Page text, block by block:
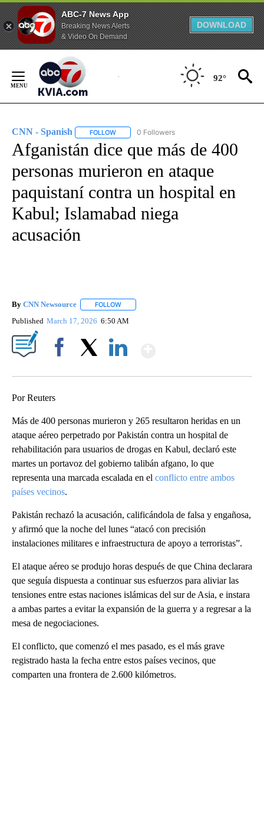
ABC-7 News App
Breaking News Alerts
& Video On Demand
DOWNLOAD
Content
92°
CNN - Spanish FOLLOW FOLLOW "CNN - SPANISH" TO RECEIVE
0 Followers
Afganistán dice que más de 400
personas murieron en ataque
paquistaní contra un hospital en
Kabul; Islamabad niega
acusación
By CNN Newsource FOLLOW
Published March 17, 2026 6:50 AM
Por Reuters
Más de 400 personas murieron y 265 resultaron heridas en un
ataque aéreo perpetrado por Pakistán contra un hospital de
rehabilitación para usuarios de drogas en Kabul, declaró este
martes un portavoz del gobierno talibán afgano, lo que
representa una marcada escalada en el conflicto entre ambos
países vecinos.
Pakistán rechazó la acusación, calificándola de falsa y engañosa,
y afirmó que la noche del lunes “atacó con precisión
instalaciones militares e infraestructura de apoyo a terroristas”.
El ataque aéreo se produjo horas después de que China declarara
que seguía dispuesta a continuar sus esfuerzos para aliviar las
tensiones entre estas naciones islámicas del sur de Asia, e instara
a ambas partes a evitar la expansión de la guerra y a regresar a la
mesa de negociaciones.
El conflicto, que comenzó el mes pasado, es el más grave
registrado hasta la fecha entre estos países vecinos, que
comparten una frontera de 2.600 kilómetros.